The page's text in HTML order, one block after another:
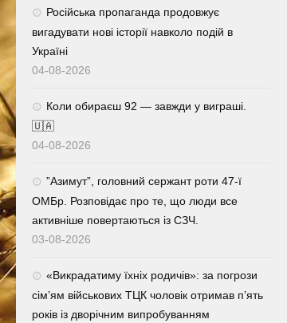
Російська пропаганда продовжує
вигадувати нові історії навколо подій в
Україні
04-08-2026
Коли обираєш 92 — завжди у виграші.
🇺🇦
04-08-2026
⁨”Азимут”, головний сержант роти 47-ї
ОМБр. Розповідає про те, що люди все
активніше повертаються із СЗЧ.
03-08-2026
«Викрадатиму їхніх родичів»: за погрози
сім’ям військових ТЦК чоловік отримав п’ять
років із дворічним випробуванням